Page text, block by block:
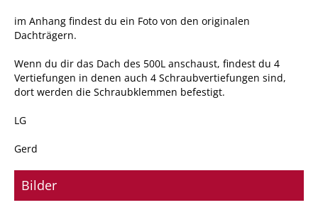
im Anhang findest du ein Foto von den originalen
Dachträgern.
Wenn du dir das Dach des 500L anschaust, findest du 4
Vertiefungen in denen auch 4 Schraubvertiefungen sind,
dort werden die Schraubklemmen befestigt.
LG
Gerd
Bilder